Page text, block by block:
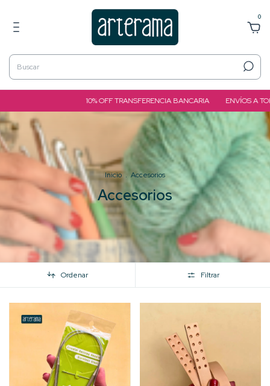
0
10% OFF TRANSFERENCIA BANCARIA ENVÍOS A TODA ARGENTINA
Inicio . Accesorios
Accesorios
Ordenar Filtrar